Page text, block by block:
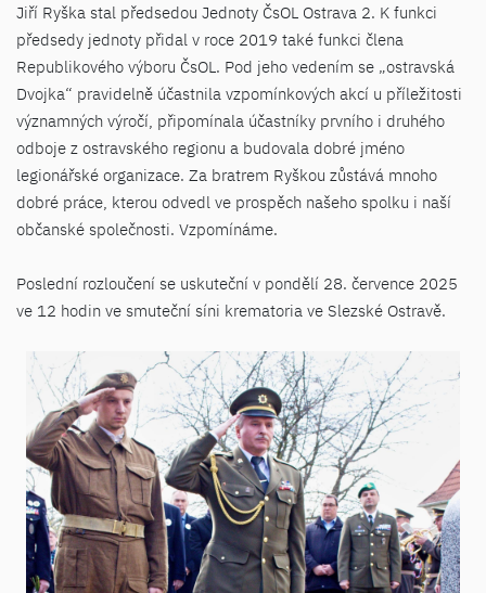
Jiří Ryška stal předsedou Jednoty ČsOL Ostrava 2. K funkci
předsedy jednoty přidal v roce 2019 také funkci člena
Republikového výboru ČsOL. Pod jeho vedením se „ostravská
Dvojka“ pravidelně účastnila vzpomínkových akcí u příležitosti
významných výročí, připomínala účastníky prvního i druhého
odboje z ostravského regionu a budovala dobré jméno
legionářské organizace. Za bratrem Ryškou zůstává mnoho
dobré práce, kterou odvedl ve prospěch našeho spolku i naší
občanské společnosti. Vzpomínáme.
Poslední rozloučení se uskuteční v pondělí 28. července 2025
ve 12 hodin ve smuteční síni krematoria ve Slezské Ostravě.